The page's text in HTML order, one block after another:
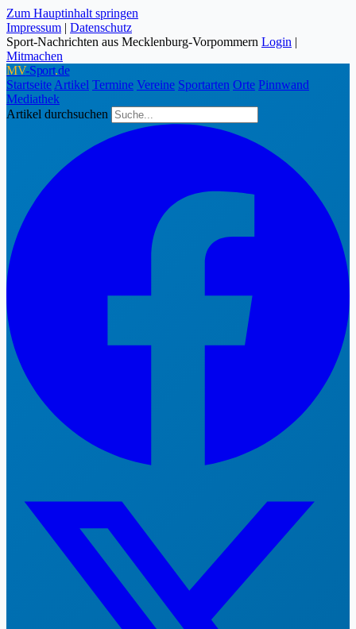
Zum Hauptinhalt springen
Impressum | Datenschutz
Sport-Nachrichten aus Mecklenburg-Vorpommern Login |
Mitmachen
MV-Sport.de
Startseite Artikel Termine Vereine Sportarten Orte Pinnwand
Mediathek
Artikel durchsuchen